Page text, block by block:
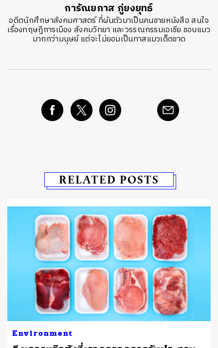
การัณยภาส ภู่ยงยุทธ์
อดีตนักศึกษาสังคมศาสตร์ ที่ผันตัวมาเป็นคนขายหนังสือ สนใจ
เรื่องทฤษฎีการเมือง สังคมวิทยา และวรรณกรรมเอเชีย ชอบแมว
มากกว่ามนุษย์ แต่จะไม่ยอมเป็นทาสแมวเด็ดขาด
RELATED POSTS
Environment